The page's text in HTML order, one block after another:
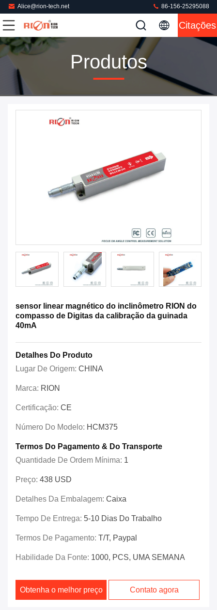
Alice@rion-tech.net 86-156-25295088
Citações
Produtos
sensor linear magnético do inclinômetro RION do
compasso de Digitas da calibração da guinada
40mA
Detalhes Do Produto
Lugar De Origem: CHINA
Marca: RION
Certificação: CE
Número Do Modelo: HCM375
Termos Do Pagamento & Do Transporte
Quantidade De Ordem Mínima: 1
Preço: 438 USD
Detalhes Da Embalagem: Caixa
Tempo De Entrega: 5-10 Dias Do Trabalho
Termos De Pagamento: T/T, Paypal
Habilidade Da Fonte: 1000, PCS, UMA SEMANA
Obtenha o melhor preço Contato agora